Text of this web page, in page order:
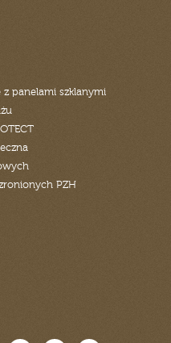
panelami szklanymi
PZH